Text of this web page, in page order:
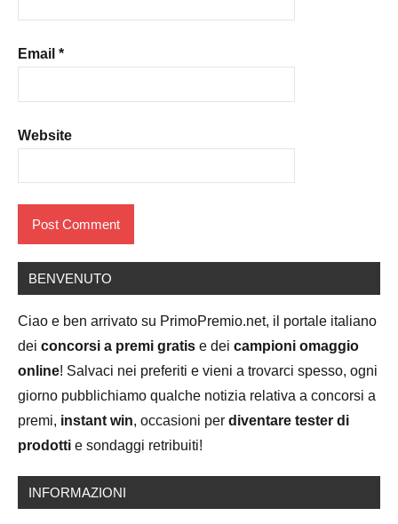
Email *
Website
BENVENUTO
Ciao e ben arrivato su PrimoPremio.net, il portale italiano
dei concorsi a premi gratis e dei campioni omaggio
online! Salvaci nei preferiti e vieni a trovarci spesso, ogni
giorno pubblichiamo qualche notizia relativa a concorsi a
premi, instant win, occasioni per diventare tester di
prodotti e sondaggi retribuiti!
INFORMAZIONI